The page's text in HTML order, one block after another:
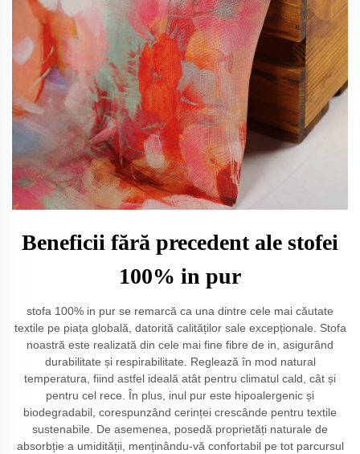
Beneficii fără precedent ale stofei
100% in pur
stofa 100% in pur se remarcă ca una dintre cele mai căutate
textile pe piața globală, datorită calităților sale excepționale. Stofa
noastră este realizată din cele mai fine fibre de in, asigurând
durabilitate și respirabilitate. Reglează în mod natural
temperatura, fiind astfel ideală atât pentru climatul cald, cât și
pentru cel rece. În plus, inul pur este hipoalergenic și
biodegradabil, corespunzând cerinței crescânde pentru textile
sustenabile. De asemenea, posedă proprietăți naturale de
absorbție a umidității, menținându-vă confortabil pe tot parcursul